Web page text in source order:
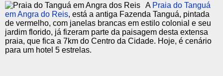
A Praia do Tanguá
em Angra do Reis, está a antiga Fazenda Tanguá, pintada
de vermelho, com janelas brancas em estilo colonial e seu
jardim florido, já fizeram parte da paisagem desta extensa
praia, que fica a 7km do Centro da Cidade. Hoje, é cenário
para um hotel 5 estrelas.